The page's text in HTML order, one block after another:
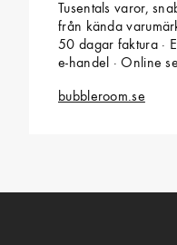
Tusentals varor,
från kända
50 dagar faktura ·
e-handel · Online
bubbleroom.se